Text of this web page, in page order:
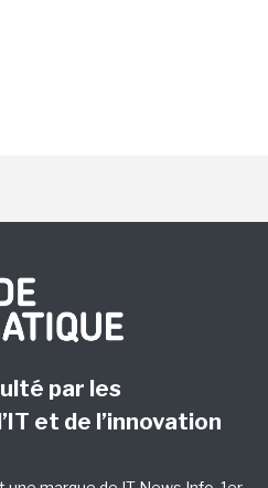
par les
et de l’innovation